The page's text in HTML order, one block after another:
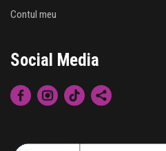
Contul meu
Social Media